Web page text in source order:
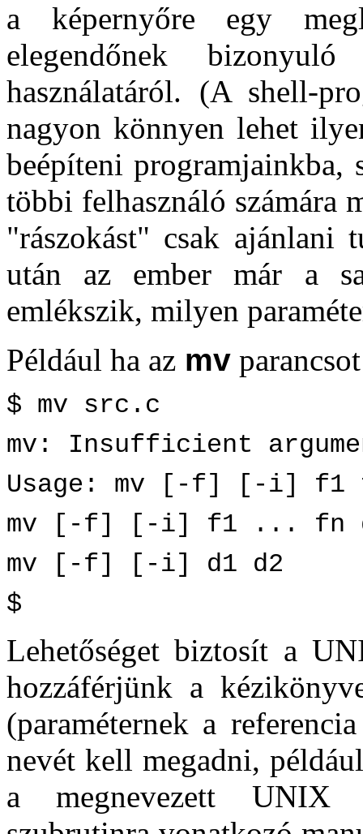
a képernyőre egy
elegendőnek
használatáról. (A shell-
nagyon könnyen lehet
beépíteni
többi felhasználó számára
"rászokást" csak ajánlani
után az ember már a
emlékszik, milyen
Például ha az mv
$ mv src.c
mv: Insufficient
Usage: mv [-f] [-i] f1
mv [-f] [-i] f1 ... fn
mv [-f] [-i] d1 d2
$
Lehetőséget biztosít a
hozzáférjünk a
(paraméternek a
nevét kell megadni,
a megnevezett UNIX